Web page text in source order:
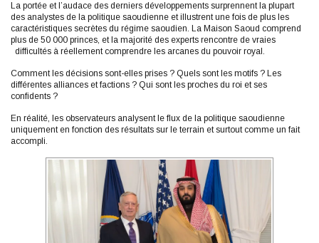
La portée et l’audace des derniers développements surprennent la plupart
des analystes de la politique saoudienne et illustrent une fois de plus les
caractéristiques secrètes du régime saoudien. La Maison Saoud comprend
plus de 50 000 princes, et la majorité des experts rencontre de vraies
difficultés à réellement comprendre les arcanes du pouvoir royal.
Comment les décisions sont-elles prises ? Quels sont les motifs ? Les
différentes alliances et factions ? Qui sont les proches du roi et ses
confidents ?
En réalité, les observateurs analysent le flux de la politique saoudienne
uniquement en fonction des résultats sur le terrain et surtout comme un fait
accompli.